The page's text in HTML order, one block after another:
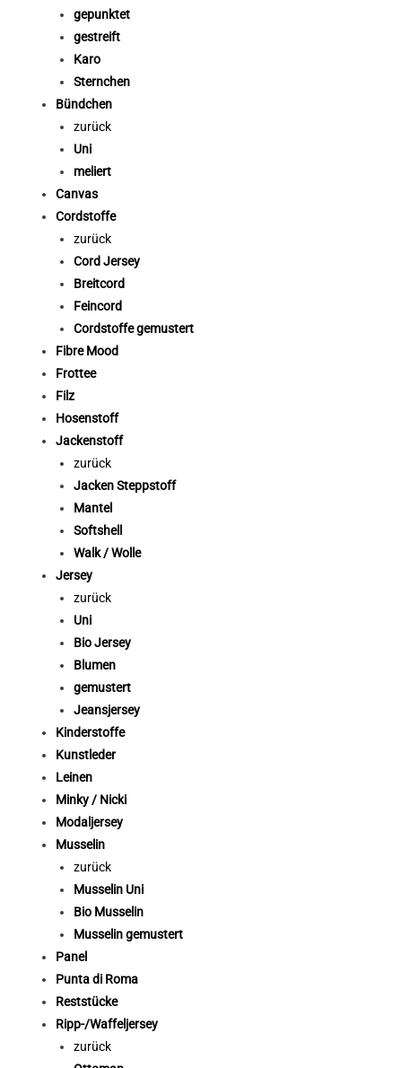
gepunktet
gestreift
Karo
Sternchen
Bündchen
zurück
Uni
meliert
Canvas
Cordstoffe
zurück
Cord Jersey
Breitcord
Feincord
Cordstoffe gemustert
Fibre Mood
Frottee
Filz
Hosenstoff
Jackenstoff
zurück
Jacken Steppstoff
Mantel
Softshell
Walk / Wolle
Jersey
zurück
Uni
Bio Jersey
Blumen
gemustert
Jeansjersey
Kinderstoffe
Kunstleder
Leinen
Minky / Nicki
Modaljersey
Musselin
zurück
Musselin Uni
Bio Musselin
Musselin gemustert
Panel
Punta di Roma
Reststücke
Ripp-/Waffeljersey
zurück